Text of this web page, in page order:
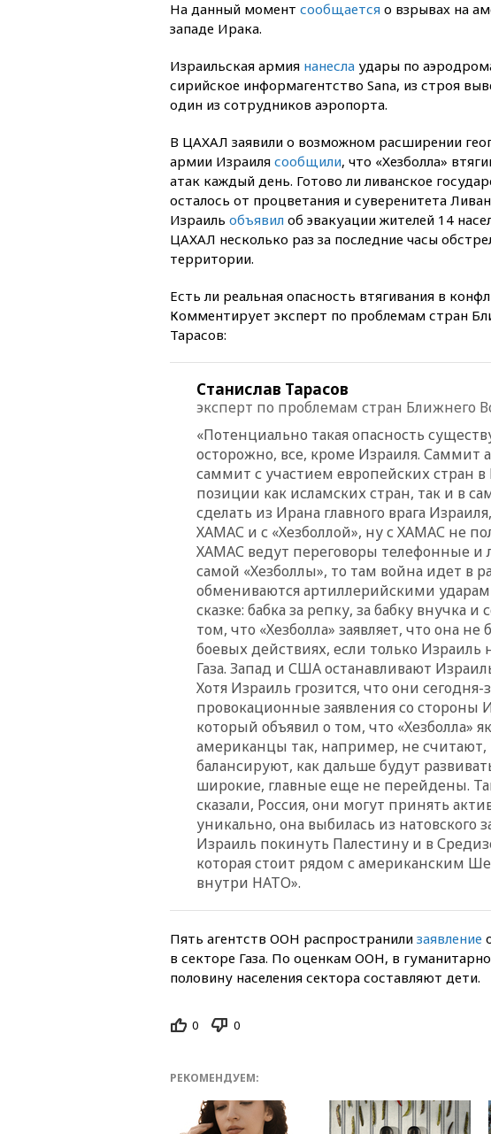
На данный момент сообщается о взрывах на
западе Ирака.
Израильская армия нанесла удары по
сирийское информагентство Sana, из строя
один из сотрудников аэропорта.
В ЦАХАЛ заявили о возможном расширении
армии Израиля сообщили, что «Хезболла»
атак каждый день. Готово ли ливанское
осталось от процветания и суверенитета
Израиль объявил об эвакуации жителей 14
ЦАХАЛ несколько раз за последние часы
территории.
Есть ли реальная опасность втягивания в
Комментирует эксперт по проблемам стран
Тарасов:
Станислав Тарасов
эксперт по проблемам стран Ближнего
«Потенциально такая опасность
осторожно, все, кроме Израиля. Саммит
саммит с участием европейских стран
позиции как исламских стран, так и в
сделать из Ирана главного врага
ХАМАС и с «Хезболлой», ну с ХАМАС не
ХАМАС ведут переговоры телефонные и
самой «Хезболлы», то там война идет в
обмениваются артиллерийскими
сказке: бабка за репку, за бабку внучка и
том, что «Хезболла» заявляет, что она
боевых действиях, если только
Газа. Запад и США останавливают
Хотя Израиль грозится, что они
провокационные заявления со стороны
который объявил о том, что «Хезболла»
американцы так, например, не считают,
балансируют, как дальше будут
широкие, главные еще не перейдены.
сказали, Россия, они могут принять
уникально, она выбилась из натовского
Израиль покинуть Палестину и в
которая стоит рядом с американским
внутри НАТО».
Пять агентств ООН распространили заявление
в секторе Газа. По оценкам ООН, в
половину населения сектора составляют дети.
0 0
РЕКОМЕНДУЕМ: